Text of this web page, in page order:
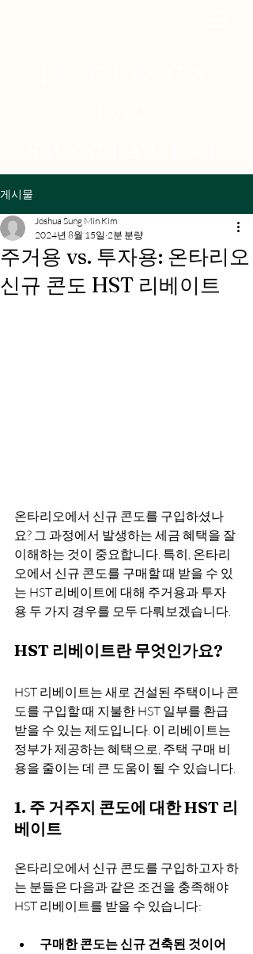
게시물
주거용 vs. 투자용: 온타리오
신규 콘도 HST 리베이트
Joshua Sung Min Kim
2024년 8월 15일 2분 분량
온타리오에서 신규 콘도를 구입하셨나
요? 그 과정에서 발생하는 세금 혜택을 잘
이해하는 것이 중요합니다. 특히, 온타리
오에서 신규 콘도를 구매할 때 받을 수 있
는 HST 리베이트에 대해 주거용과 투자
용 두 가지 경우를 모두 다뤄보겠습니다.
HST 리베이트란 무엇인가요?
HST 리베이트는 새로 건설된 주택이나 콘
도를 구입할 때 지불한 HST 일부를 환급
받을 수 있는 제도입니다. 이 리베이트는
정부가 제공하는 혜택으로, 주택 구매 비
용을 줄이는 데 큰 도움이 될 수 있습니다.
1. 주 거주지 콘도에 대한 HST 리
베이트
온타리오에서 신규 콘도를 구입하고자 하
는 분들은 다음과 같은 조건을 충족해야
HST 리베이트를 받을 수 있습니다:
구매한 콘도는 신규 건축된 것이어